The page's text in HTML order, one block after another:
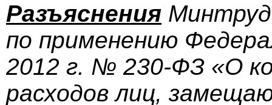
Разъяснения
по применению
2012 г. № 230-ФЗ «О
расходов лиц,